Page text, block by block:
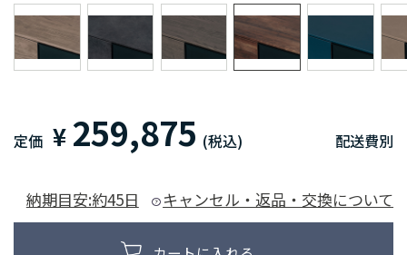
定価 ¥ 259,875 (税込) 配送費別
納期目安:約45日 キャンセル・返品・交換について